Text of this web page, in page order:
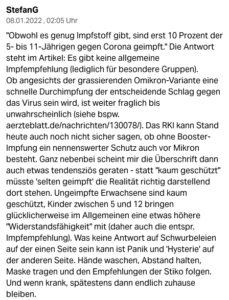
StefanG
08.01.2022 , 02:05 Uhr
"Obwohl es genug Impfstoff gibt, sind erst 10 Prozent der
5- bis 11-Jährigen gegen Corona geimpft." Die Antwort
steht im Artikel: Es gibt keine allgemeine
Impfempfehlung (lediglich für besondere Gruppen).
Ob angesichts der grassierenden Omikron-Variante eine
schnelle Durchimpfung der entscheidende Schlag gegen
das Virus sein wird, ist weiter fraglich bis
unwahrscheinlich (siehe bspw.
aerzteblatt.de/nachrichten/130078/). Das RKI kann Stand
heute auch noch nicht sicher sagen, ob ohne Booster-
Impfung ein nennenswerter Schutz auch vor Mikron
besteht. Ganz nebenbei scheint mir die Überschrift dann
auch etwas tendensziös geraten - statt "kaum geschützt"
müsste 'selten geimpft' die Realität richtig darstellend
dort stehen. Ungeimpfte Erwachsene sind kaum
geschützt, Kinder zwischen 5 und 12 bringen
glücklicherweise im Allgemeinen eine etwas höhere
"Widerstandsfähigkeit" mit (daher auch die entspr.
Impfempfehlung). Was keine Antwort auf Schwurbeleien
auf der einen Seite sein kann ist Panik und 'Hysterie' auf
der anderen Seite. Hände waschen, Abstand halten,
Maske tragen und den Empfehlungen der Stiko folgen.
Und wenn krank, spätestens dann endlich zuhause
bleiben.